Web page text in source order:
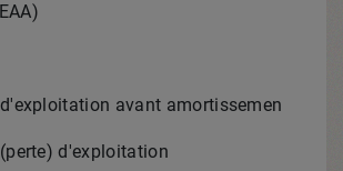
avant amortissement
d'exploitation